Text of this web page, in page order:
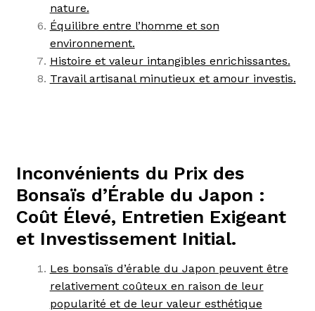
nature.
Équilibre entre l’homme et son
environnement.
Histoire et valeur intangibles enrichissantes.
Travail artisanal minutieux et amour investis.
Inconvénients du Prix des
Bonsaïs d’Érable du Japon :
Coût Élevé, Entretien Exigeant
et Investissement Initial.
Les bonsaïs d’érable du Japon peuvent être
relativement coûteux en raison de leur
popularité et de leur valeur esthétique